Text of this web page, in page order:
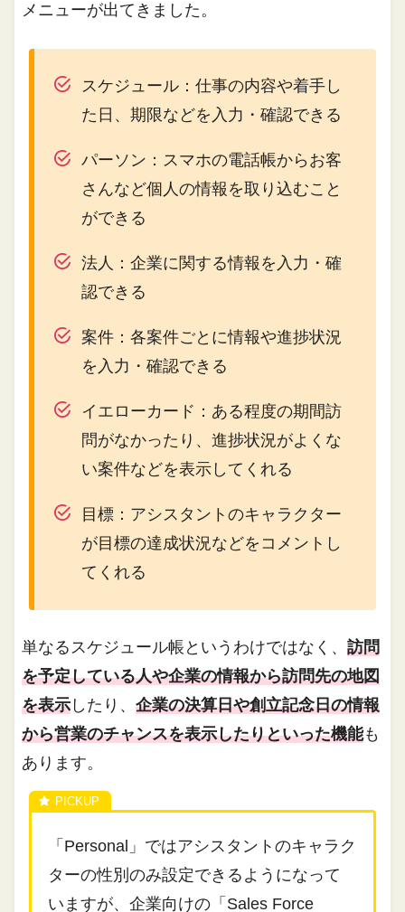
メニューが出てきました。
スケジュール：仕事の内容や着手し
た日、期限などを入力・確認できる
パーソン：スマホの電話帳からお客
さんなど個人の情報を取り込むこと
ができる
法人：企業に関する情報を入力・確
認できる
案件：各案件ごとに情報や進捗状況
を入力・確認できる
イエローカード：ある程度の期間訪
問がなかったり、進捗状況がよくな
い案件などを表示してくれる
目標：アシスタントのキャラクター
が目標の達成状況などをコメントし
てくれる
単なるスケジュール帳というわけではなく、訪問
を予定している人や企業の情報から訪問先の地図
を表示 したり、企業の決算日や創立記念日の情報
から営業のチャンスを表示したりといった機能も
あります。
「Personal」ではアシスタントのキャラク
ターの性別のみ設定できるようになって
いますが、企業向けの「Sales Force